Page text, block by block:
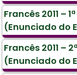
Francês 2011 –
(Enunciado do
Francês 2011 –
(Enunciado do